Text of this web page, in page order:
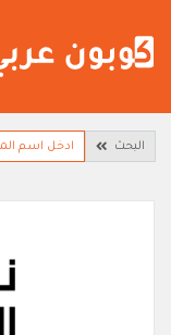
البحث